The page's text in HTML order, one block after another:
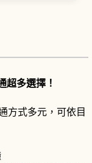
超多選擇！
方式多元，可依目